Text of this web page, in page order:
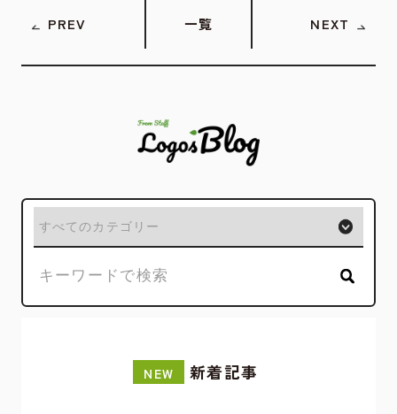
NEW 新着記事
PREV 一覧 NEXT